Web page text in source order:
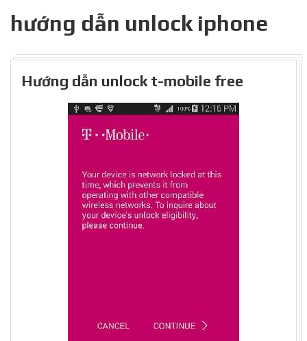
hướng dẫn unlock iphone
Hướng dẫn unlock t-mobile free